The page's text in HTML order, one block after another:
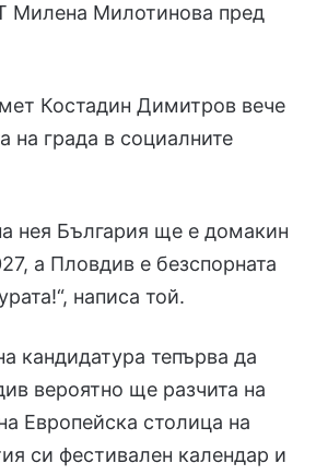
Милена Милотинова пред
Костадин Димитров вече
на града в социалните
нея България ще е домакин
а Пловдив е безспорната
написа той.
кандидатура тепърва да
вероятно ще разчита на
Европейска столица на
си фестивален календар и